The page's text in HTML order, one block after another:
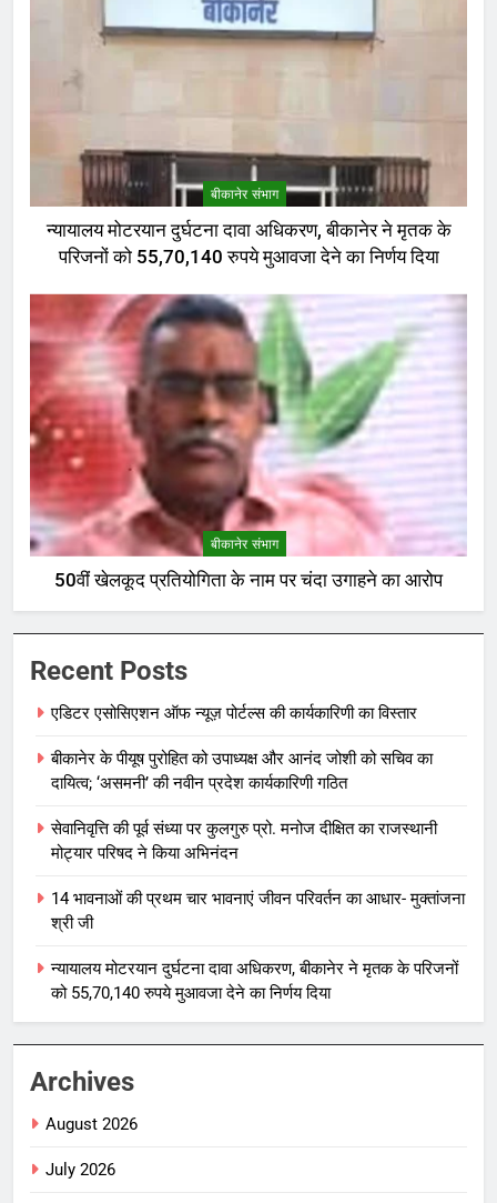
बीकानेर संभाग
न्यायालय मोटरयान दुर्घटना दावा अधिकरण, बीकानेर ने मृतक के
परिजनों को 55,70,140 रुपये मुआवजा देने का निर्णय दिया
बीकानेर संभाग
50वीं खेलकूद प्रतियोगिता के नाम पर चंदा उगाहने का आरोप
Recent Posts
एडिटर एसोसिएशन ऑफ न्यूज़ पोर्टल्स की कार्यकारिणी का विस्तार
बीकानेर के पीयूष पुरोहित को उपाध्यक्ष और आनंद जोशी को सचिव का
दायित्व; ‘असमनी’ की नवीन प्रदेश कार्यकारिणी गठित
सेवानिवृत्ति की पूर्व संध्या पर कुलगुरु प्रो. मनोज दीक्षित का राजस्थानी
मोट्यार परिषद ने किया अभिनंदन
14 भावनाओं की प्रथम चार भावनाएं जीवन परिवर्तन का आधार- मुक्तांजना
श्री जी
न्यायालय मोटरयान दुर्घटना दावा अधिकरण, बीकानेर ने मृतक के परिजनों
को 55,70,140 रुपये मुआवजा देने का निर्णय दिया
Archives
August 2026
July 2026